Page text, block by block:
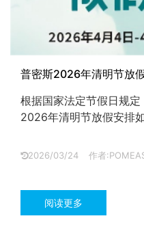
普密斯2026年清明节放
根据国家法定节假日规
2026年清明节放假安排
间：2026年4月7日（星
2026/03/24 作者
阅读更多